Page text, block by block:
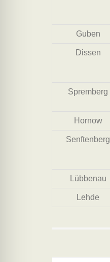
Guben
Dissen
Spremberg
Hornow
Senftenberg
Lübbenau
Lehde